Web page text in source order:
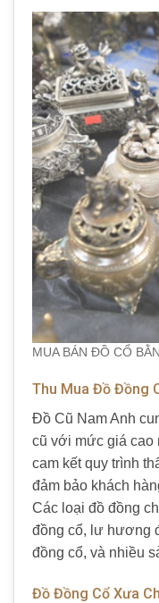
MUA BÁN ĐỒ CỔ
Thu Mua Đồ Đồng
Đồ Cũ Nam Anh
cũ với mức giá cao
cam kết quy trình
đảm bảo khách
Các loại đồ đồng
đồng cổ, lư hương
đồng cổ, và nhiều
Đồ Đồng Cổ Xưa